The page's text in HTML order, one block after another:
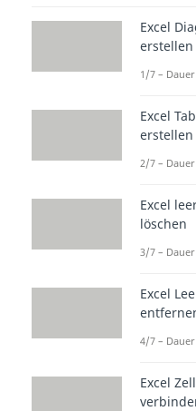
jeweiligen
Tabelle
Excel
erstellen
1/7 –
Excel
erstellen
2/7 –
Excel
löschen
3/7 –
Excel
4/7 –
Excel